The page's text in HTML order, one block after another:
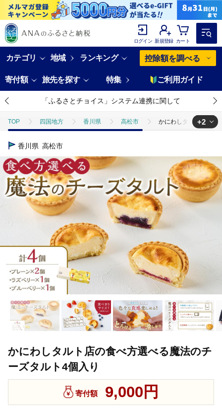
ログイン 新規登録 カート
カテゴリ 地域 ランキング 控除額を調べる
寄付額 旅先を探す 特集 ご利用ガイド
「ふるさとチョイス」システム連携に関して
TOP 四国地方 香川県 高松市 かにわしタルト店の食
TOP
TOP パン・菓子類 洋菓子 かにわしタルト
+2
香川県 高松市
かにわしタルト店の食べ方選べる魔法のチ
ーズタルト4個入り
寄付額 9,000円